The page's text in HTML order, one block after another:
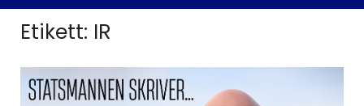
Etikett: IR